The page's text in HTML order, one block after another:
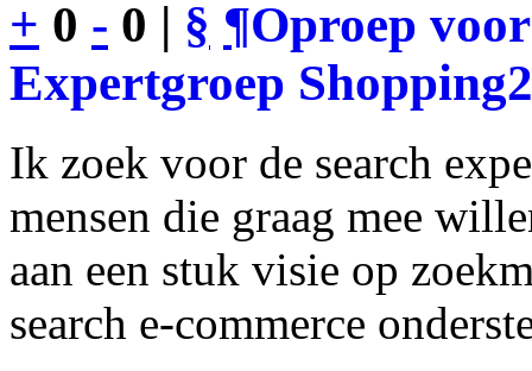
+ 0 - 0 | § ¶Oproep
Expertgroep
Ik zoek voor de search
mensen die graag mee
aan een stuk visie op
search e-commerce